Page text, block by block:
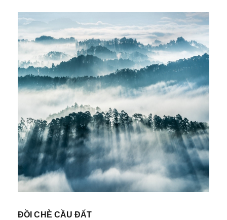
ĐỒI CHÈ CẦU ĐẤT